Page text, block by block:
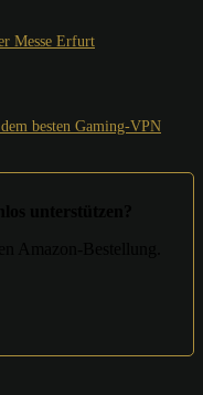
Messe Erfurt
besten Gaming-VPN